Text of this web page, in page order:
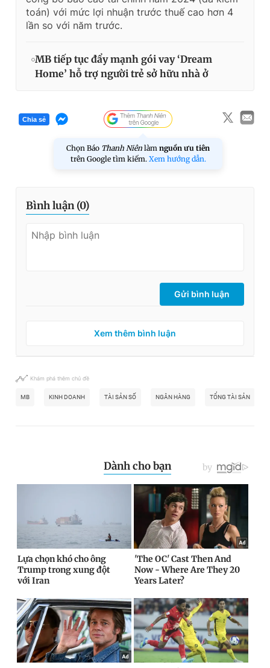
toán) với mức lợi nhuận trước thuế cao hơn 4
lần so với năm trước.
MB tiếp tục đẩy mạnh gói vay ‘Dream
Home’ hỗ trợ người trẻ sở hữu nhà ở
Chia sẻ
Chọn Báo Thanh Niên làm nguồn ưu tiên
trên Google tìm kiếm. Xem hướng dẫn.
Bình luận (0)
Gửi bình luận
Xem thêm bình luận
Khám phá thêm chủ đề
MB KINH DOANH TÀI SẢN SỐ NGÂN HÀNG TỔNG TÀI SẢN